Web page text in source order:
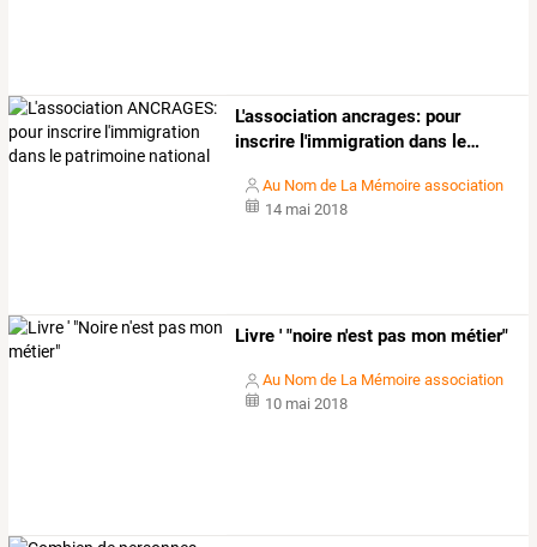
L'association ancrages: pour
inscrire l'immigration dans le…
Au Nom de La Mémoire association
14 mai 2018
Livre ' "noire n'est pas mon métier"
Au Nom de La Mémoire association
10 mai 2018